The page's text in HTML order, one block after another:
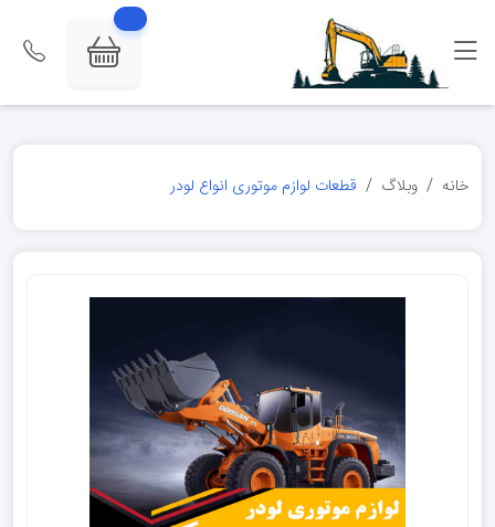
خانه وبلاگ قطعات لوازم موتوری انواع لودر